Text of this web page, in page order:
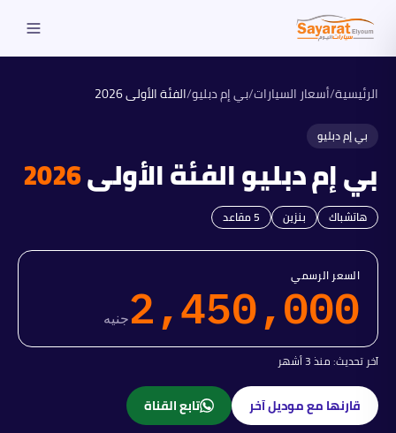
الرئيسية/أسعار السيارات/بي إم دبليو/الفئة الأولى2026
بي إم دبليو
بي إم دبليوالفئة الأولى2026
هاتشباك بنزين 5مقاعد
السعر الرسمي
2,450,000جنيه
آخر تحديث:منذ 3 أشهر
قارنها مع موديل آخر تابع القناة